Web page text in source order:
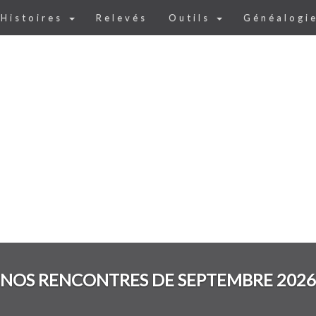
Histoires Relevés Outils
NOS RENCONTRES DE SEPTEMBRE 2026